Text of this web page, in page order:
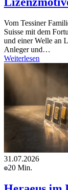
Vom Tessiner
Suisse mit dem
und einer Welle an
Anleger und…
Weiterlesen
31.07.2026
20 Min.